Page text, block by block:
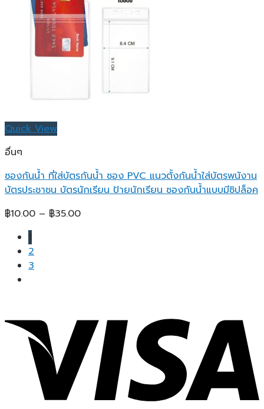
Quick View
อื่นๆ
ซองกันน้ำ ที่ใส่บัตรกันน้ำ ซอง PVC แนวตั้งกันน้ำใส่บัตรพนังาน
บัตรประชาชน บัตรนักเรียน ป้ายนักเรียน ซองกันน้ำแบบมีซิปล็อค
฿10.00 – ฿35.00Price
1
2
3